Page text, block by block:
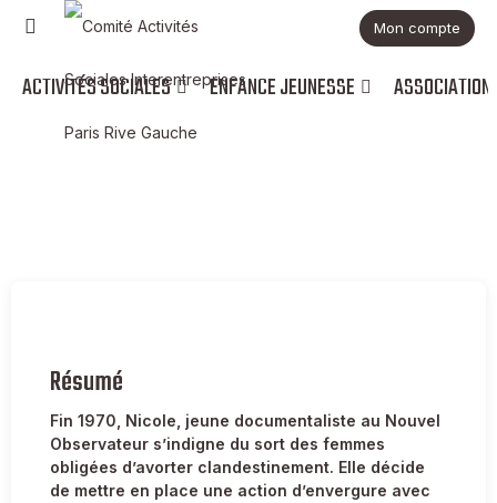
Mon compte
ACTIVITÉS SOCIALES ENFANCE JEUNESSE
Résumé
Fin 1970, Nicole, jeune documentaliste au Nouvel
Observateur s’indigne du sort des femmes
obligées d’avorter clandestinement. Elle décide
de mettre en place une action d’envergure avec